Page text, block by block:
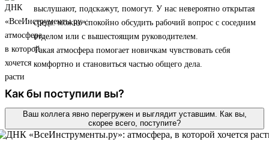
выслушают, подскажут, помогут. У нас невероятно открытая
среда: можно спокойно обсудить рабочий вопрос с соседним
отделом или с вышестоящим руководителем.
Такая атмосфера помогает новичкам чувствовать себя
комфортно и становиться частью общего дела.
Как бы поступили вы?
Ваш коллега явно перегружен и выглядит уставшим. Как вы,
скорее всего, поступите?